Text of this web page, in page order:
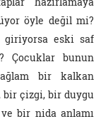
öyle değil mi?
giriyorsa eski saf
Çocuklar bunun
bir kalkan
çizgi, bir duygu
bir nida anlamı